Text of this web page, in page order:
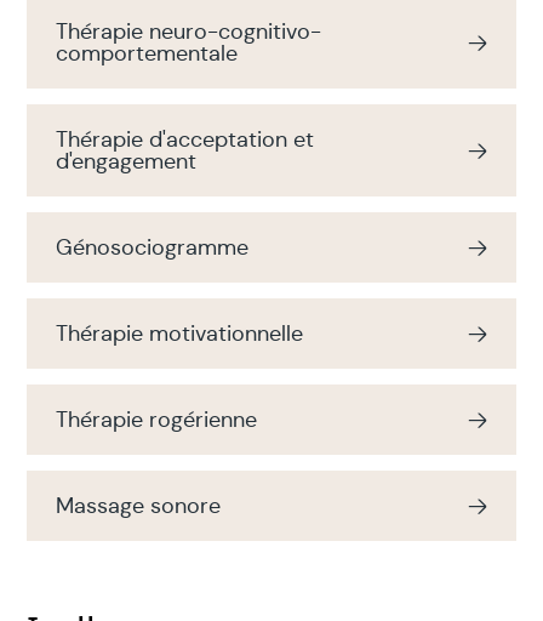
Thérapie neuro-cognitivo-
comportementale
Thérapie d'acceptation et
d'engagement
Génosociogramme
Thérapie motivationnelle
Thérapie rogérienne
Massage sonore